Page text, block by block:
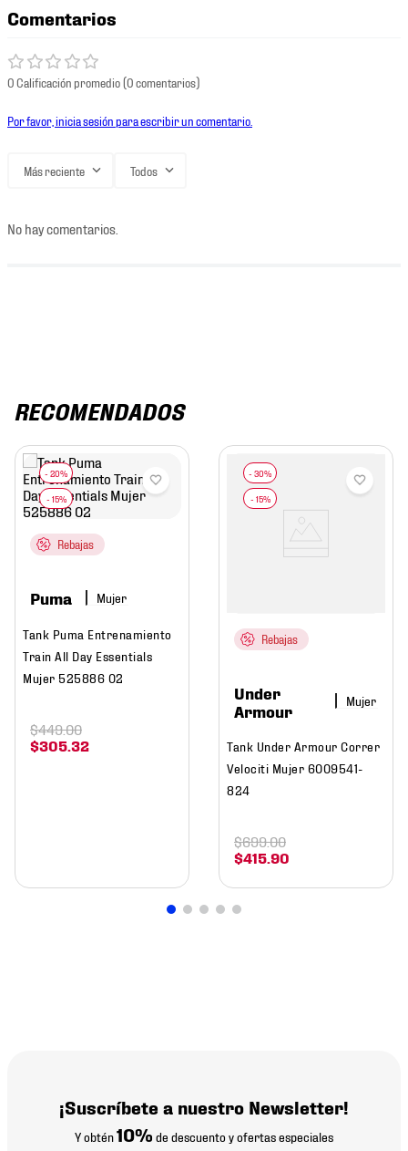
Comentarios
0 Calificación promedio(0 comentarios)
Por favor, inicia sesión para escribir un comentario.
Más reciente Todos
No hay comentarios.
RECOMENDADOS
Rebajas
Puma Mujer
Tank Puma Entrenamiento
Train All Day Essentials
Mujer 525886 02
$305 32
$449.00
Rebajas
Under
Armour
Mujer
Tank Under Armour Correr
Velociti Mujer 6009541-
824
$415 90
$699.00
¡Suscríbete a nuestro Newsletter!
Y obtén10% de descuento y ofertas especiales